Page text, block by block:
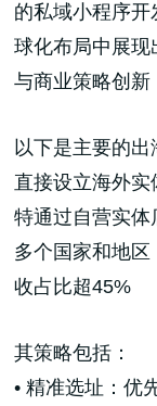
潮玩技术
一番赏/魔力
广告大片形
的私域小程序
球化布局中展现
与商业策略创新
以下是主要的出
直接设立海外
特通过自营实
多个国家和地
收占比超45%
其策略包括：
• 精准选址：优